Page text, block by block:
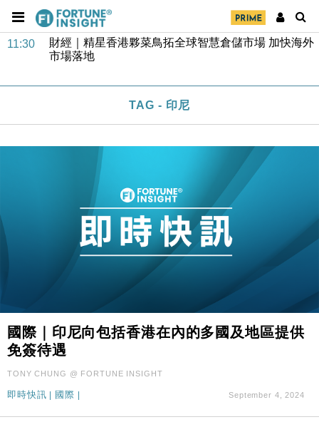
11:30
財經｜精星香港夥菜鳥拓全球智慧倉儲市場 加快海外
市場落地
14:50
地產｜大酒店中期轉賺2300萬元 斥21億翻新香港及
東京半島
13:12
國際｜特朗普赴洛杉磯高球場活動前 男子攜槍彈被捕
12:30
財經｜黑石傳再籌逾360億美元 支援Anthropic租用
Google晶片
財經｜美商務部擬擴大金屬關稅範圍 14類產品或加徵
本地｜新世界K11 9月升級會員制度 增鉑金卡級別鎖
定高消費客群
財經｜本港6月零售額連升14個月 珠寶鐘錶銷售升勢
財經｜滙控重啟最多10億美元回購 派息比率目標維持
50%
15:59
財經｜SA售股自救後再出手 斥4億美元押注未上市公
司
11:30
財經｜精星香港夥菜鳥拓全球智慧倉儲市場 加快海外
東京半島
TAG - 印尼
國際｜印尼向包括香港在內的多國及地區提供
免簽待遇
TONY CHUNG @ FORTUNE INSIGHT
即時快訊 國際 September 4, 2024